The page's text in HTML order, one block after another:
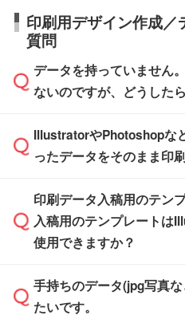
タッフまでお問い合わせ
ル」に注文予定日をご
その締切日や出荷目安を
品が決まりましたらお
たします。
※土日祝日を除く営業日
※沖縄・離島は追加日数
す。>>対象商品はこちら
※最短出荷日は商品によ
品ページにてご確認くだ
す。(白箱、化粧箱、ブ
【袋入り】 商品がひと
す。(透明袋、デザイン
【個包装なし】 個包装
※化粧箱から白箱への入
箱の作成は原則承って
日本全国へお届けが可
直接納品は行っており
ださい。
印刷用デザイン作成
質問
データを持っていません
ないのですが、どうした
無料の「デザインシミュ
PCやスマホから簡単に
ザインソフトがなくても
また、「データ作成サー
せいただければ、弊社
タを1点作成いたします。
IllustratorやPhotoshopな
ったデータをそのまま印
IllustratorやPhotoshop、
ザインソフトでこだわ
い方は、完全データ入稿
積・ご注文フォームに
ください。
印刷データ入稿用のテン
入稿用のテンプレートは
使用できますか？
一部商品は入稿用テン
ます。各商品ページの『
手持ちのデータ(jpg写真
たいです。